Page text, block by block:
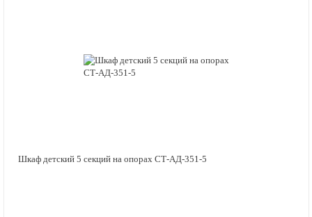
Шкаф детский 5 секций на опорах СТ-АД-351-5